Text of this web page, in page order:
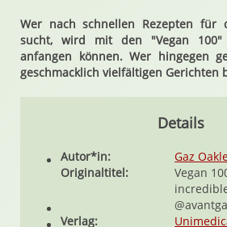
Wer nach schnellen Rezepten für
sucht, wird mit den "Vegan
anfangen können. Wer hingegen
geschmacklich vielfältigen Gerichten
Details
Autor*in:
Gaz
Originaltitel:
Vegan
Verlag: